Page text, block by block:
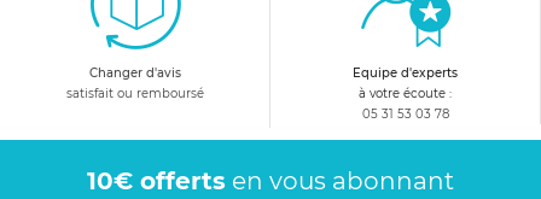
Changer d'avis
satisfait ou remboursé
Equipe d'experts
à votre écoute :
05 31 53 03 78
10€ offerts en vous abonnant